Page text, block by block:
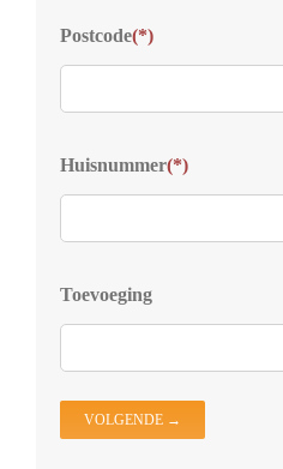
Postcode(*)
Huisnummer(*)
Toevoeging